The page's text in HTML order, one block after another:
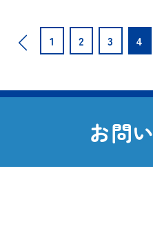
投
の
1 2 3 4
お問い